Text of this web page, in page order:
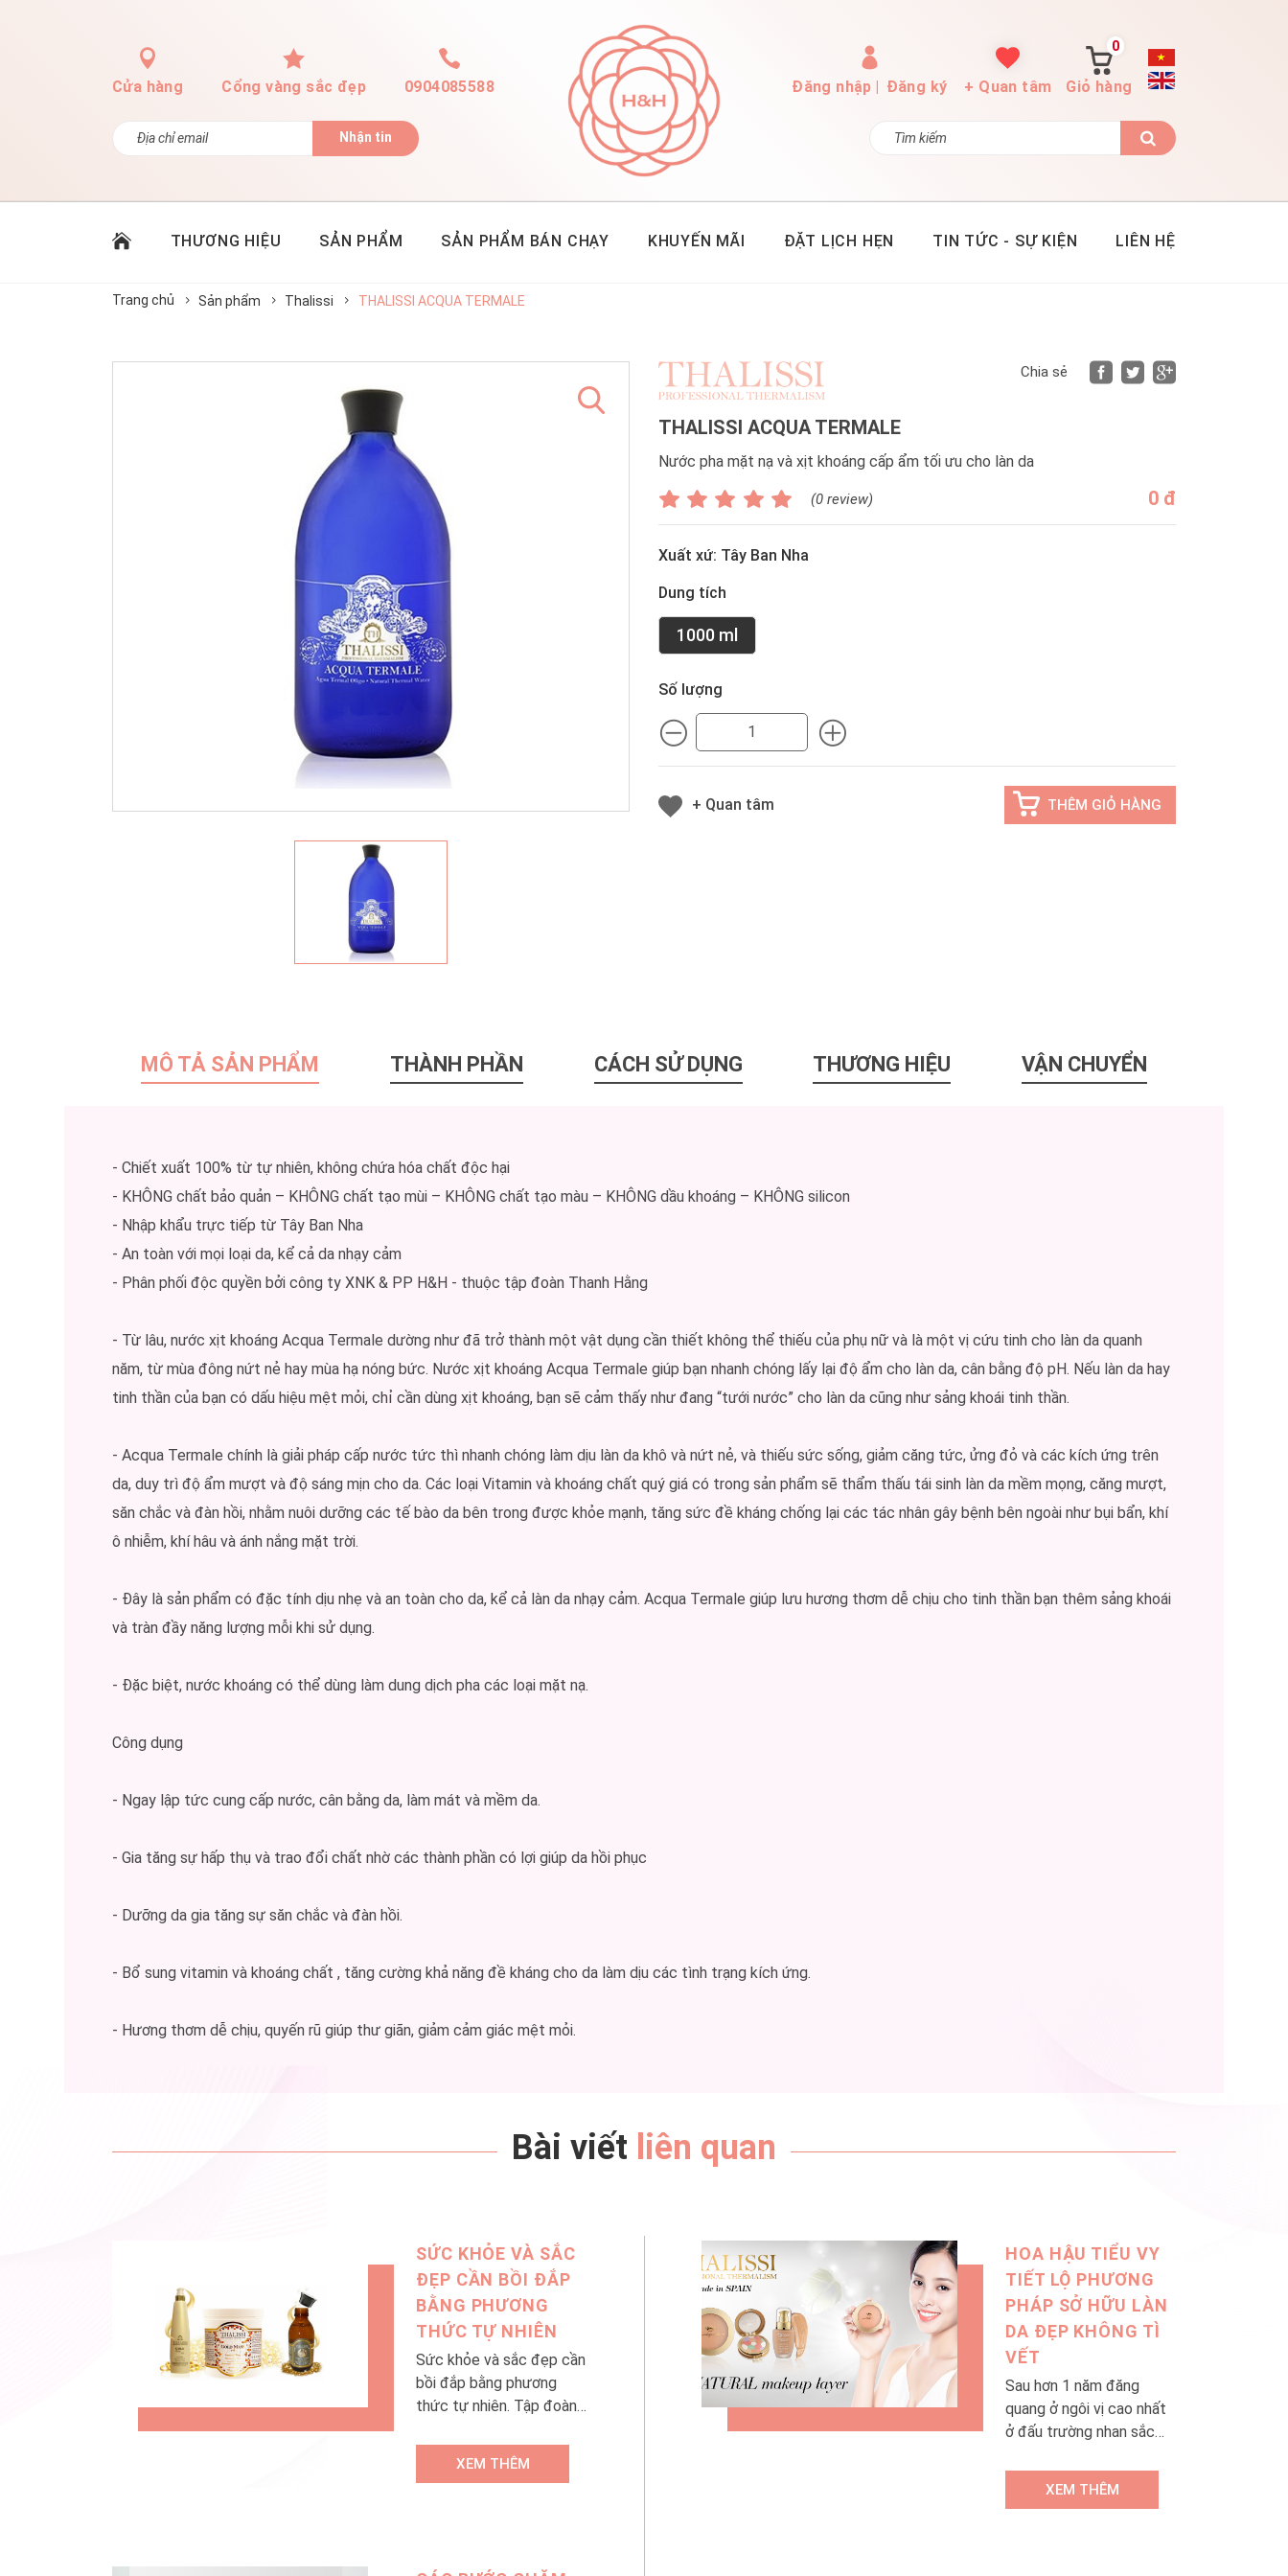
Cửa hàng Cổng vàng sắc đẹp 0904085588
Nhận tin
Đăng nhập Đăng ký + Quan tâm
0
Giỏ hàng
THƯƠNG HIỆU SẢN PHẨM SẢN PHẨM BÁN CHẠY KHUYẾN MÃI ĐẶT LỊCH HẸN TIN TỨC - SỰ KIỆN LIÊN HỆ
Trang chủ Sản phẩm Thalissi THALISSI ACQUA TERMALE
Chia sẻ
THALISSI ACQUA TERMALE
Nước pha mặt nạ và xịt khoáng cấp ẩm tối ưu cho làn da
(0 review) 0 đ
Xuất xứ: Tây Ban Nha
Dung tích
1000 ml
Số lượng
MINUS MINUS
+ Quan tâm THÊM GIỎ HÀNG
MÔ TẢ SẢN PHẨM THÀNH PHẦN CÁCH SỬ DỤNG THƯƠNG HIỆU VẬN CHUYỂN
- Chiết xuất 100% từ tự nhiên, không chứa hóa chất độc hại
- KHÔNG chất bảo quản – KHÔNG chất tạo mùi – KHÔNG chất tạo màu – KHÔNG dầu khoáng – KHÔNG silicon
- Nhập khẩu trực tiếp từ Tây Ban Nha
- An toàn với mọi loại da, kể cả da nhạy cảm
- Phân phối độc quyền bởi công ty XNK & PP H&H - thuộc tập đoàn Thanh Hằng
- Từ lâu, nước xịt khoáng Acqua Termale dường như đã trở thành một vật dụng cần thiết không thể thiếu của phụ nữ và là một vị cứu tinh cho làn da quanh
năm, từ mùa đông nứt nẻ hay mùa hạ nóng bức. Nước xịt khoáng Acqua Termale giúp bạn nhanh chóng lấy lại độ ẩm cho làn da, cân bằng độ pH. Nếu làn da hay
tinh thần của bạn có dấu hiệu mệt mỏi, chỉ cần dùng xịt khoáng, bạn sẽ cảm thấy như đang “tưới nước” cho làn da cũng như sảng khoái tinh thần.
- Acqua Termale chính là giải pháp cấp nước tức thì nhanh chóng làm dịu làn da khô và nứt nẻ, và thiếu sức sống, giảm căng tức, ửng đỏ và các kích ứng trên
da, duy trì độ ẩm mượt và độ sáng mịn cho da. Các loại Vitamin và khoáng chất quý giá có trong sản phẩm sẽ thẩm thấu tái sinh làn da mềm mọng, căng mượt,
săn chắc và đàn hồi, nhằm nuôi dưỡng các tế bào da bên trong được khỏe mạnh, tăng sức đề kháng chống lại các tác nhân gây bệnh bên ngoài như bụi bẩn, khí
ô nhiễm, khí hâu và ánh nắng mặt trời.
- Đây là sản phẩm có đặc tính dịu nhẹ và an toàn cho da, kể cả làn da nhạy cảm. Acqua Termale giúp lưu hương thơm dễ chịu cho tinh thần bạn thêm sảng khoái
và tràn đầy năng lượng mỗi khi sử dụng.
- Đặc biệt, nước khoáng có thể dùng làm dung dịch pha các loại mặt nạ.
Công dụng
- Ngay lập tức cung cấp nước, cân bằng da, làm mát và mềm da.
- Gia tăng sự hấp thụ và trao đổi chất nhờ các thành phần có lợi giúp da hồi phục
- Dưỡng da gia tăng sự săn chắc và đàn hồi.
- Bổ sung vitamin và khoáng chất , tăng cường khả năng đề kháng cho da làm dịu các tình trạng kích ứng.
- Hương thơm dễ chịu, quyến rũ giúp thư giãn, giảm cảm giác mệt mỏi.
Bài viết liên quan
SỨC KHỎE VÀ SẮC
ĐẸP CẦN BỒI ĐẮP
BẰNG PHƯƠNG
THỨC TỰ NHIÊN
Sức khỏe và sắc đẹp cần
bồi đắp bằng phương
thức tự nhiên. Tập đoàn
Medi, chuẩn bị khai
XEM THÊM
HOA HẬU TIỂU VY
TIẾT LỘ PHƯƠNG
PHÁP SỞ HỮU LÀN
DA ĐẸP KHÔNG TÌ
VẾT
Sau hơn 1 năm đăng
quang ở ngôi vị cao nhất
ở đấu trường nhan sắc
Hoa hậu Tiểu Vy khiến
XEM THÊM